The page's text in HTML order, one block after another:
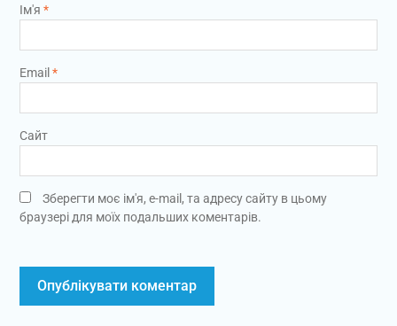
Ім'я *
Email *
Сайт
Зберегти моє ім'я, e-mail, та адресу сайту в цьому
браузері для моїх подальших коментарів.